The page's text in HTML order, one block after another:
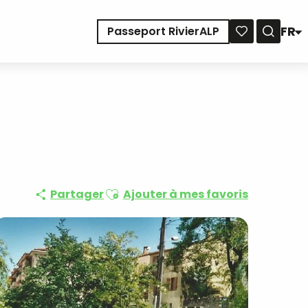
Passeport RivierALP
FR
PartagerAjouter aux favoris
Ajouter à mes favoris